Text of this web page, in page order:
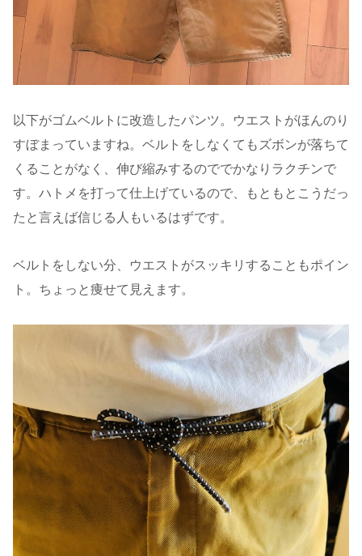
以下がゴムベルトに改造したパンツ。ウエストがほんのり
すぼまっていますね。ベルトをしなくてもズボンが落ちて
くることがなく、伸び縮みするのででかなりラクチンで
す。ハトメを打って仕上げているので、もともとこうだっ
たと言えば信じる人もいるはずです。
ベルトをしない分、ウエストがスッキリすることもポイン
ト。ちょっと痩せて見えます。